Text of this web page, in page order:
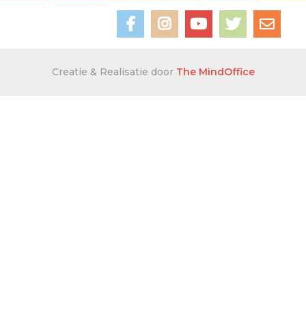
Creatie & Realisatie door The MindOffice